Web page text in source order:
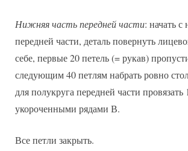
Нижняя часть передней части: начать с
передней части, деталь повернуть
себе, первые 20 петель (= рукав)
следующим 40 петлям набрать ровно
для полукруга передней части провязать
укороченными рядами В.
Все петли закрыть.